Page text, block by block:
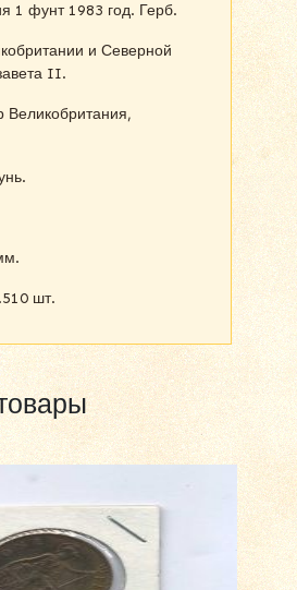
1 фунт 1983 год. Герб.
и Северной
II.
Великобритания,
шт.